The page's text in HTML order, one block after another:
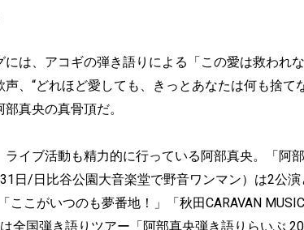
には、アコギの弾き語りによる「この愛は救われ
声、“どれほど愛しても、きっとあなたは何も捨
真央の真骨頂だ。
イブ活動も精力的に行っている阿部真央。「阿
日/日比谷公園大音楽堂で野音ワンマン）は2公
ここがいつのも夢番地！」「秋田CARAVAN
全国弾き語りツアー「阿部真央弾き語りらいぶ